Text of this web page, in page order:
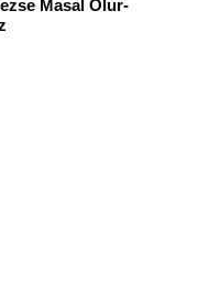
Masal Olur-